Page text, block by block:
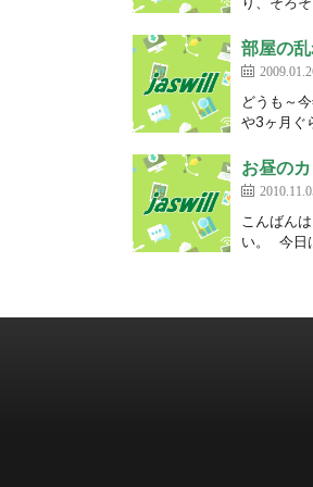
部屋の
どうも～
や3ヶ月ぐ
お昼の
こんばん
い。 今日